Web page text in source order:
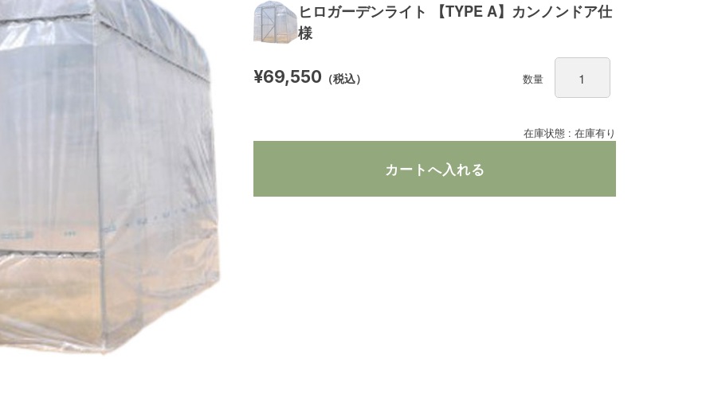
ヒロガーデンライト 【TYPE A】カンノンドア仕
様
在庫状態 : 在庫有り
¥69,550 （税込） 数量